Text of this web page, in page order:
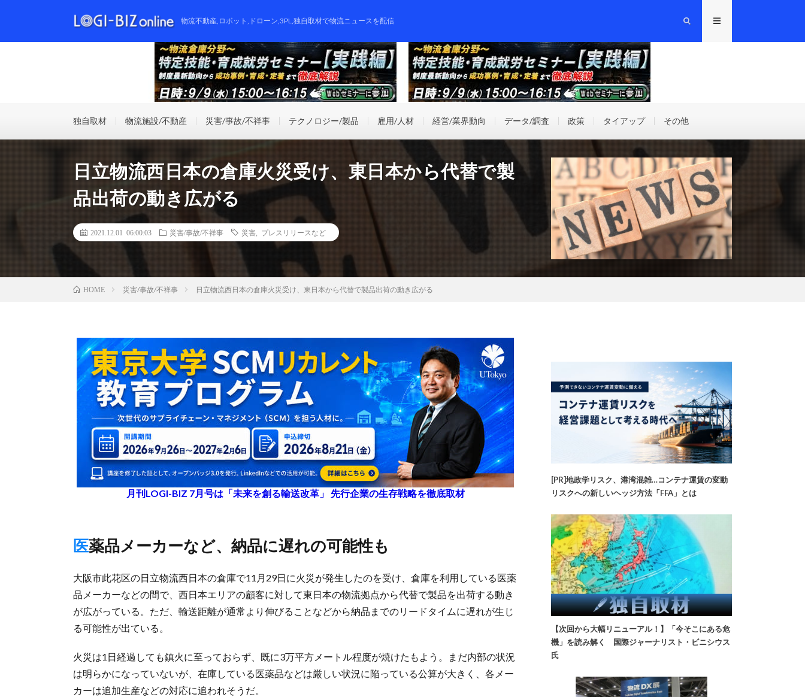
物流不動産,ロボット,ドローン,3PL,独自取材で物流ニュースを配信
独自取材 物流施設/不動産 災害/事故/不祥事 テクノロジー/製品 雇用/人材 経営/業界動向 データ/調査 政策 タイアップ その他
日立物流西日本の倉庫火災受け、東日本から代替で製
品出荷の動き広がる
2021.12.01 06:00:03 災害/事故/不祥事 災害 プレスリリースなど
HOME 災害/事故/不祥事 日立物流西日本の倉庫火災受け、東日本から代替で製品出荷の動き広がる
月刊LOGI-BIZ 7月号は「未来を創る輸送改革」 先行企業の生存戦略を徹底取材
医薬品メーカーなど、納品に遅れの可能性も
大阪市此花区の日立物流西日本の倉庫で11月29日に火災が発生したのを受け、倉庫を利用している医薬
品メーカーなどの間で、西日本エリアの顧客に対して東日本の物流拠点から代替で製品を出荷する動き
が広がっている。ただ、輸送距離が通常より伸びることなどから納品までのリードタイムに遅れが生じ
る可能性が出ている。
火災は1日経過しても鎮火に至っておらず、既に3万平方メートル程度が焼けたもよう。まだ内部の状況
は明らかになっていないが、在庫している医薬品などは厳しい状況に陥っている公算が大きく、各メー
カーは追加生産などの対応に追われそうだ。
[PR]地政学リスク、港湾混雑…コンテナ運賃の変動
リスクへの新しいヘッジ方法「FFA」とは
【次回から大幅リニューアル！】「今そこにある危
機」を読み解く 国際ジャーナリスト・ビニシウス
氏